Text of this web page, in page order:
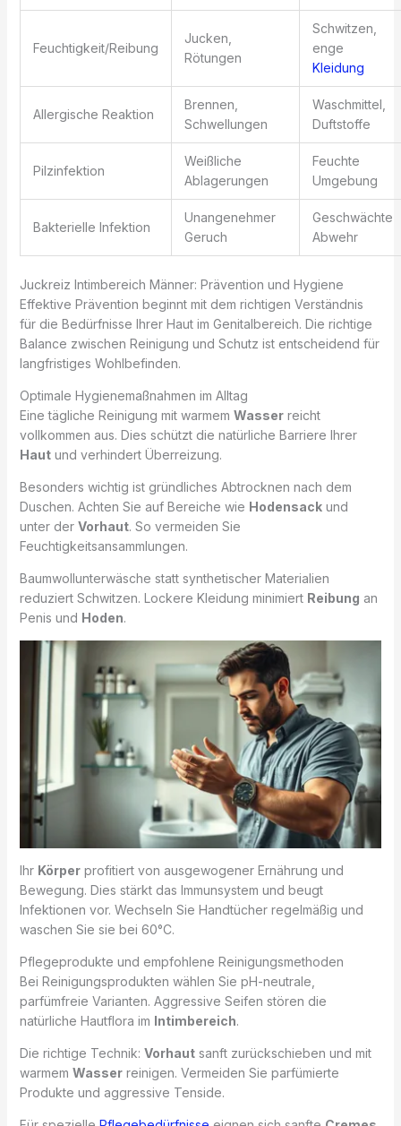
Feuchtigkeit/Reibung
Jucken,
Rötungen
Schwitzen,
enge
Kleidung
Allergische Reaktion
Brennen,
Schwellungen
Waschmittel,
Duftstoffe
Pilzinfektion
Weißliche
Ablagerungen
Feuchte
Umgebung
Bakterielle Infektion
Unangenehmer
Geruch
Geschwächte
Abwehr
Juckreiz Intimbereich Männer: Prävention und Hygiene
Effektive Prävention beginnt mit dem richtigen Verständnis
für die Bedürfnisse Ihrer Haut im Genitalbereich. Die richtige
Balance zwischen Reinigung und Schutz ist entscheidend für
langfristiges Wohlbefinden.
Optimale Hygienemaßnahmen im Alltag
Eine tägliche Reinigung mit warmem Wasserreicht
vollkommen aus. Dies schützt die natürliche Barriere Ihrer
Hautund verhindert Überreizung.
Besonders wichtig ist gründliches Abtrocknen nach dem
Duschen. Achten Sie auf Bereiche wie Hodensackund
unter der Vorhaut. So vermeiden Sie
Feuchtigkeitsansammlungen.
Baumwollunterwäsche statt synthetischer Materialien
reduziert Schwitzen. Lockere Kleidung minimiert Reibung an
Penis und Hoden.
Ihr Körperprofitiert von ausgewogener Ernährung und
Bewegung. Dies stärkt das Immunsystem und beugt
Infektionen vor. Wechseln Sie Handtücher regelmäßig und
waschen Sie sie bei 60°C.
Pflegeprodukte und empfohlene Reinigungsmethoden
Bei Reinigungsprodukten wählen Sie pH-neutrale,
parfümfreie Varianten. Aggressive Seifen stören die
natürliche Hautflora im Intimbereich.
Die richtige Technik: Vorhautsanft zurückschieben und mit
warmem Wasserreinigen. Vermeiden Sie parfümierte
Produkte und aggressive Tenside.